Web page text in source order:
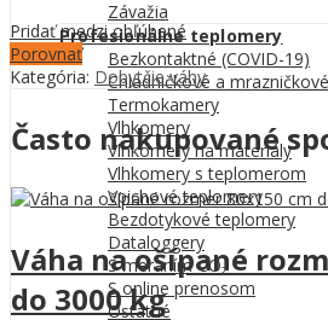
Závažia
Profesionálne teplomery
Bezkontaktné (COVID-19)
Chladničkové a mrazničkové
Termokamery
Vlhkomery
Vlhkomery na materiály
Vlhkomery s teplomerom
Vpichové teplomery
Bezdotykové teplomery
Dataloggery
S meraním CO₂
S online prenosom
Ostatné
Pridať medzi obľúbené
Porovnať
Kategória: Dobytčie váhy
Často nakupované
Váha na ošípané
do 3000 kg